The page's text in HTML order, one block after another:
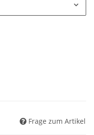
Frage zum Artikel